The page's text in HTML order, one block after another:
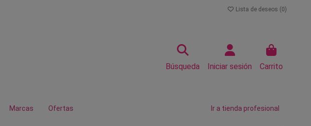
Lista de deseos (0)
Búsqueda Iniciar sesión Carrito
Marcas Ofertas Ir a tienda profesional